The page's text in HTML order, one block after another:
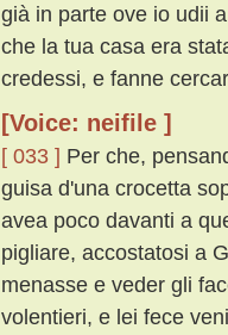
già in parte ove io udii
che la tua casa era
credessi, e fanne
[Voice: neifile ]
[ 033 ] Per che,
guisa d'una crocetta
avea poco davanti a
pigliare, accostatosi a
menasse e veder gli
volentieri, e lei fece